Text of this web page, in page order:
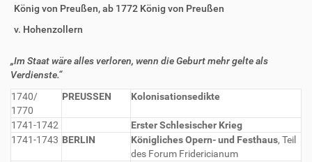
König von Preußen, ab 1772 König von Preußen
v. Hohenzollern
„Im Staat wäre alles verloren, wenn die Geburt mehr gelte als
Verdienste.“
1740/
1770
PREUSSEN Kolonisationsedikte
1741-1742
Erster Schlesischer Krieg
1741-1743 BERLIN Königliches Opern- und Festhaus, Teil
des Forum Fridericianum